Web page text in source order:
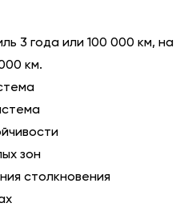
3 года или 100 000 км, на
км.
зон
столкновения